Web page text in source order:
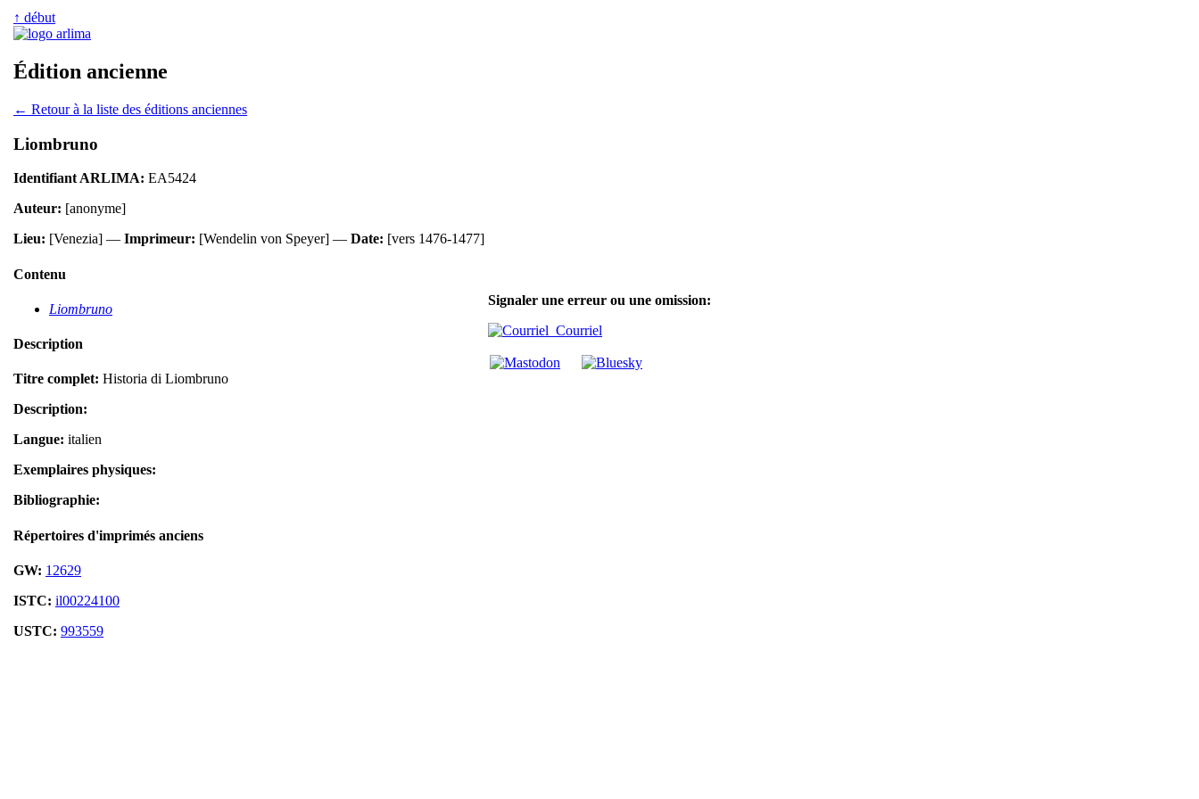
↑ début
Édition ancienne
← Retour à la liste des éditions anciennes
Liombruno
Identifiant ARLIMA: EA5424
Auteur: [anonyme]
Lieu: [Venezia] — Imprimeur: [Wendelin von Speyer] — Date: [vers 1476-1477]
Contenu
Liombruno
Description
Titre complet: Historia di Liombruno
Description:
Langue: italien
Exemplaires physiques:
Bibliographie:
Répertoires d'imprimés anciens
GW: 12629
ISTC: il00224100
USTC: 993559
Signaler une erreur ou une omission:
Courriel